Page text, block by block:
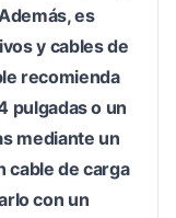
es
y cables de
recomienda
pulgadas o un
mediante un
cable de carga
con un